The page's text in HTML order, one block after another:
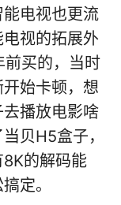
电视也更流
视的拓展外
前买的，当时
始卡顿，想
播放电影啥
贝H5盒子，
的解码能
定。